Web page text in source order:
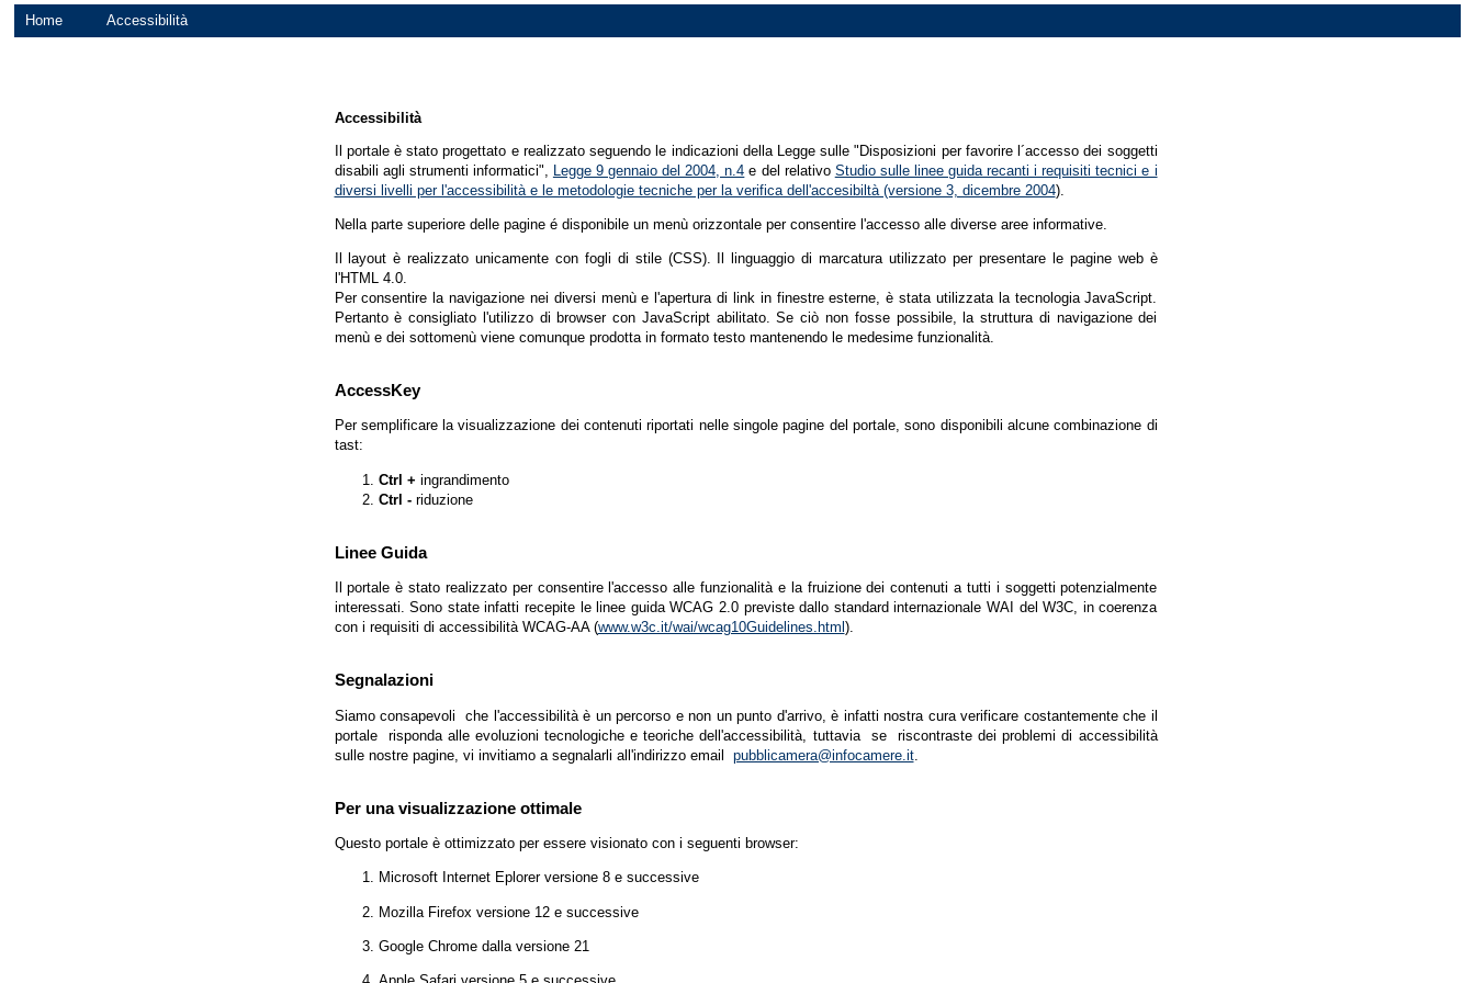
Home Accessibilità
Accessibilità
Il portale è stato progettato e realizzato seguendo le indicazioni della Legge sulle "Disposizioni per favorire l´accesso dei soggetti
disabili agli strumenti informatici", Legge 9 gennaio del 2004, n.4 e del relativo Studio sulle linee guida recanti i requisiti tecnici e i
diversi livelli per l'accessibilità e le metodologie tecniche per la verifica dell'accesibiltà (versione 3, dicembre 2004).
Nella parte superiore delle pagine é disponibile un menù orizzontale per consentire l'accesso alle diverse aree informative.
Il layout è realizzato unicamente con fogli di stile (CSS). Il linguaggio di marcatura utilizzato per presentare le pagine web è
l'HTML 4.0.
Per consentire la navigazione nei diversi menù e l'apertura di link in finestre esterne, è stata utilizzata la tecnologia JavaScript.
Pertanto è consigliato l'utilizzo di browser con JavaScript abilitato. Se ciò non fosse possibile, la struttura di navigazione dei
menù e dei sottomenù viene comunque prodotta in formato testo mantenendo le medesime funzionalità.
AccessKey
Per semplificare la visualizzazione dei contenuti riportati nelle singole pagine del portale, sono disponibili alcune combinazione di
tast:
Ctrl + ingrandimento
Ctrl -riduzione
Linee Guida
Il portale è stato realizzato per consentire l'accesso alle funzionalità e la fruizione dei contenuti a tutti i soggetti potenzialmente
interessati. Sono state infatti recepite le linee guida WCAG 2.0 previste dallo standard internazionale WAI del W3C, in coerenza
con i requisiti di accessibilità WCAG-AA (www.w3c.it/wai/wcag10Guidelines.html ).
Segnalazioni
Siamo consapevoli che l'accessibilità è un percorso e non un punto d'arrivo, è infatti nostra cura verificare costantemente che il
portale risponda alle evoluzioni tecnologiche e teoriche dell'accessibilità, tuttavia se riscontraste dei problemi di accessibilità
sulle nostre pagine, vi invitiamo a segnalarli all'indirizzo email pubblicamera@infocamere.it.
Per una visualizzazione ottimale
Questo portale è ottimizzato per essere visionato con i seguenti browser:
Microsoft Internet Eplorer versione 8 e successive
Mozilla Firefox versione 12 e successive
Google Chrome dalla versione 21